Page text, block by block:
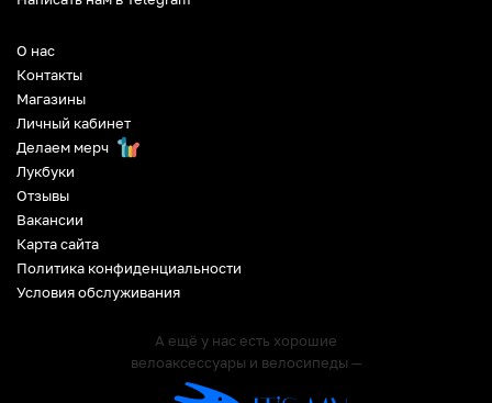
О нас
Контакты
Магазины
Личный кабинет
Делаем мерч
Лукбуки
Отзывы
Вакансии
Карта сайта
Политика конфиденциальности
Условия обслуживания
А ещё у нас есть хорошие
велоаксессуары и велосипеды —